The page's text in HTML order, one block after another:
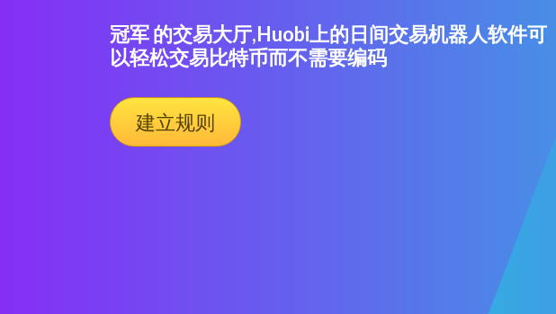
冠军 的交易大厅,Huobi上的日间交易机器人软件可
以轻松交易比特币而不需要编码
建立规则